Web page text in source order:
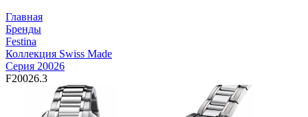
Главная
Бренды
Festina
Коллекция Swiss Made
Серия 20026
F20026.3